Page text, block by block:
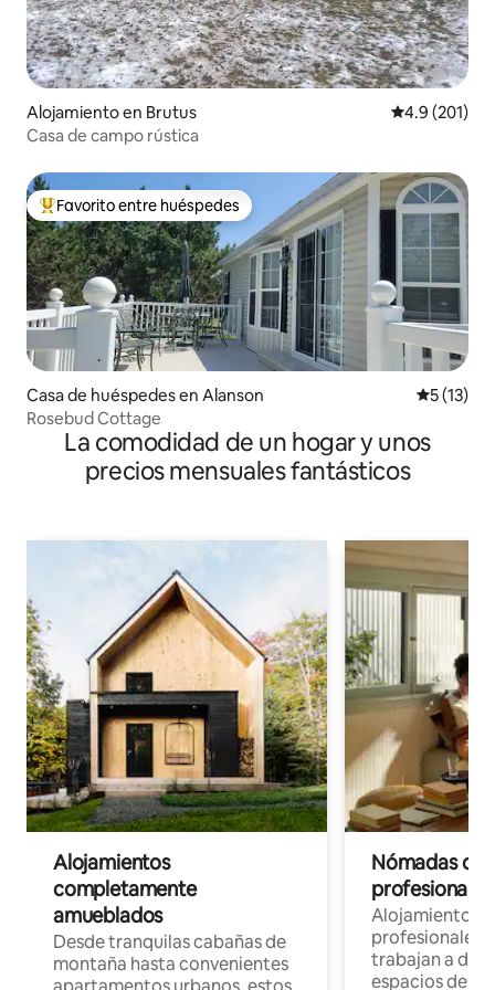
Alojamiento en Brutus Calificación
4.9 (201)
Casa de campo rústica
Favorito entre huéspedes preferido
Favorito entre huéspedes
Casa de huéspedes en Alanson
5 (13)
Rosebud Cottage
La comodidad de un hogar y unos
precios mensuales fantásticos
Alojamientos
completamente
amueblados
Desde tranquilas cabañas de
montaña hasta convenientes
Nómadas
Alojamientos
profesionales
trabajan a
espacios de